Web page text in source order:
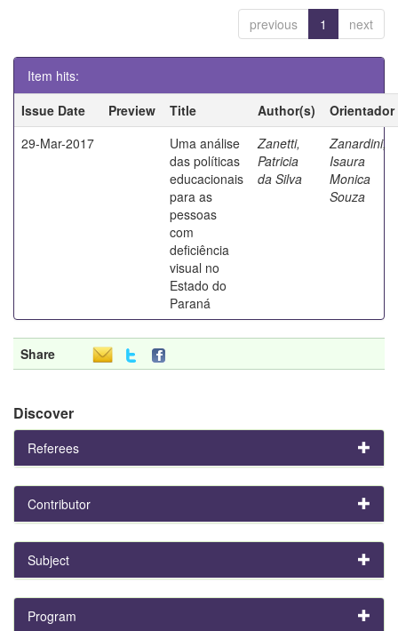
previous 1 next
Item hits:
Issue Date
Preview Title Author(s)
Orientador
29-Mar-2017
Uma análise
das políticas
educacionais
para as
pessoas
com
deficiência
visual no
Estado do
Paraná
Zanetti,
Patricia
da Silva
Zanardini,
Isaura
Monica
Souza
Share
Discover
Referees
Contributor
Subject
Program